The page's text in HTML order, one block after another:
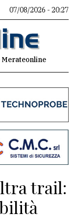
07/08/2026 - 20:27
Merateonline
trail: